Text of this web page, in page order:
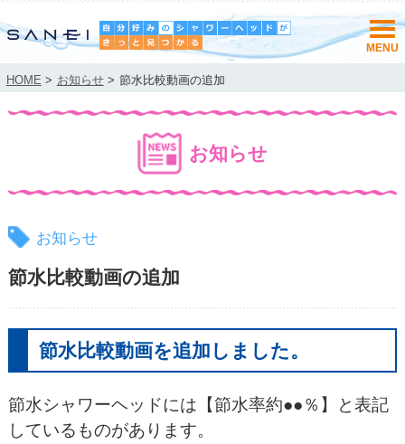
HOME > お知らせ> 節水比較動画の追加
お知らせ
お知らせ
節水比較動画の追加
節水比較動画を追加しました。
節水シャワーヘッドには【節水率約●●％】と表記
しているものがあります。